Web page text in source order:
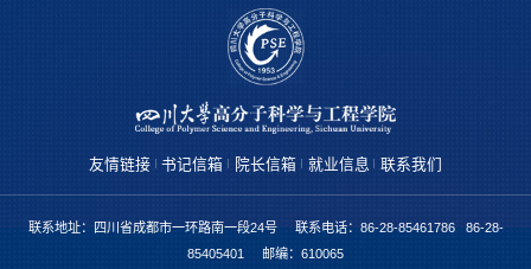
友情链接 书记信箱 院长信箱 就业信息 联系我们
联系地址：四川省成都市一环路南一段24号 联系电话：86-28-85461786 86-28-
85405401 邮编：610065